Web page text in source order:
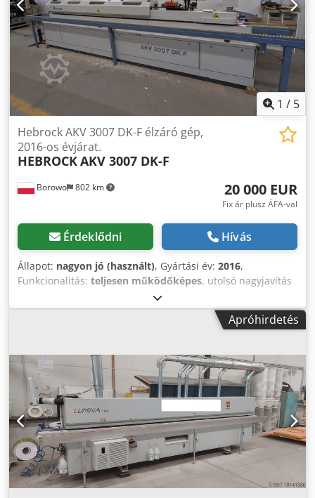
1 / 5
Borowo 802 km
Hebrock AKV 3007 DK-F élzáró gép,
2016-os évjárat.
HEBROCKAKV 3007 DK-F
20 000 EUR
Fix ár plusz ÁFA-val
Érdeklődni Hívás
Állapot: nagyon jó (használt), Gyártási év: 2016,
Funkcionalitás: teljesen működőképes, utolsó nagyjavítás
, Eladó egy használt, professzionális Hebrock AKV
3007 DK-F élzárógép 2016-os gyártásból, extra
felszereltséggel (alább részletezve). Első tulajdonostól.
felújítása). A gép napi egy műszakban dolgozott, hétfőtől
péntekig, napi 8 órában. Az élzárógép hatékonyan
alkalmas bútoralkatrészek PVC, ABS, melamin és furnér
élfóliával történő élzárására. Nagyra értékelt modell a
kiváló megmunkálási minőség, a masszív felépítés,
valamint a folyamatos üzem lehetősége miatt. Ár: 85.000
PLN + ÁFA Nagyon jó állapot – teljesen működőképes,
rendszeresen karbantartott, azonnal üzemkész, további
beruházás nélkül. 23% ÁFA-s számla. Azonnal elvihető. A
gép előzetes egyeztetés után Borówban (83-332)
Apróhirdetés